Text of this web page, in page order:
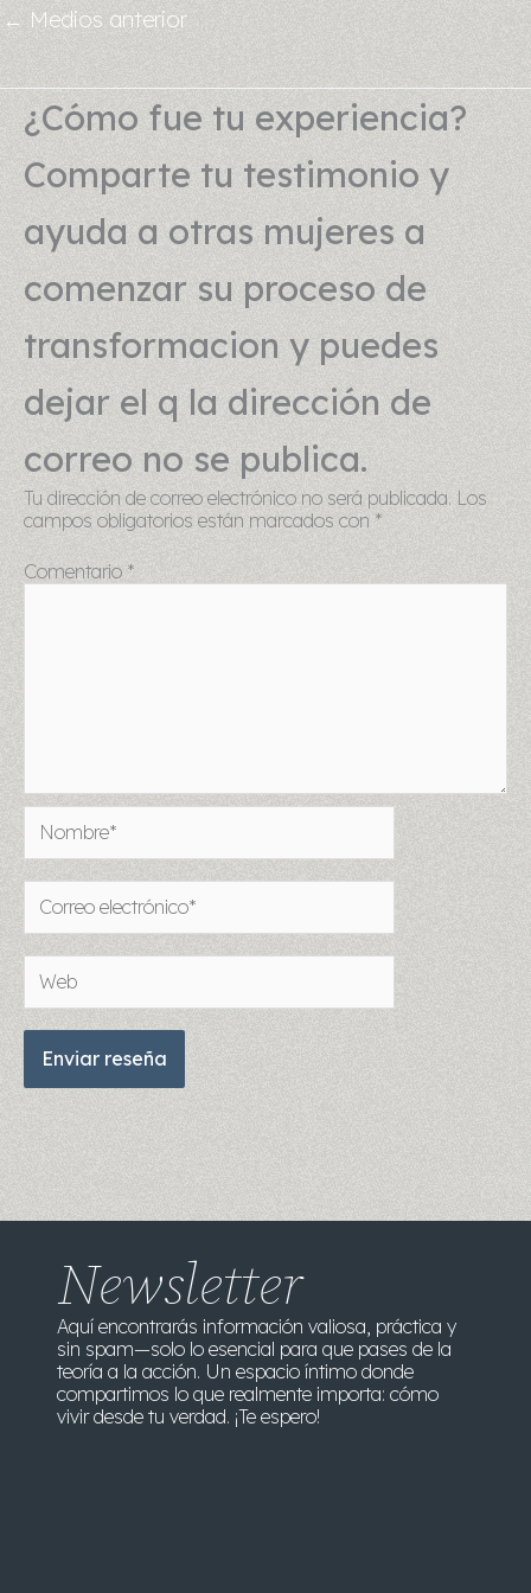
← Medios anterior
¿Cómo fue tu experiencia?
Comparte tu testimonio y
ayuda a otras mujeres a
comenzar su proceso de
transformacion y puedes
dejar el q la dirección de
correo no se publica.
Tu dirección de correo electrónico no será publicada. Los
campos obligatorios están marcados con *
Comentario *
Nombre*
Correo
electrónico*
Web
Newsletter
Aquí encontrarás información valiosa, práctica y
sin spam—solo lo esencial para que pases de la
teoría a la acción. Un espacio íntimo donde
compartimos lo que realmente importa: cómo
vivir desde tu verdad. ¡Te espero!